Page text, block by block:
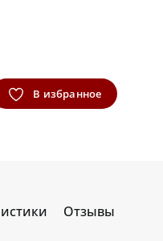
В избранное
Отзывы